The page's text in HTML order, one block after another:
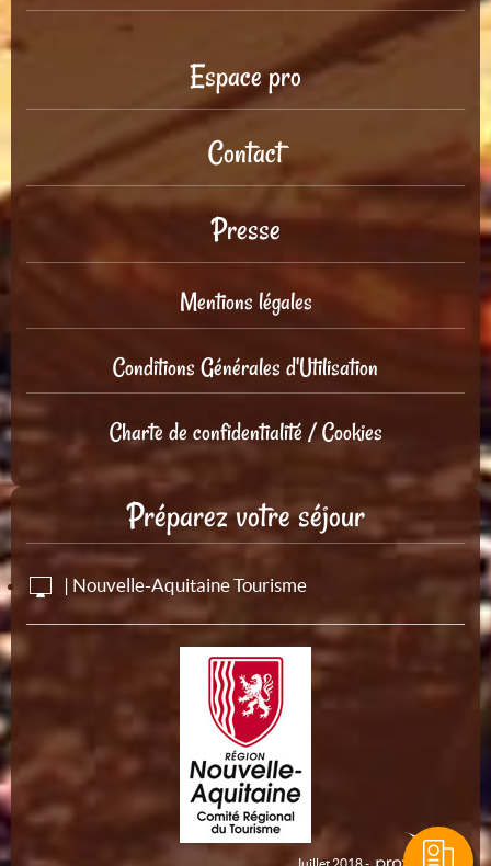
Espace pro
Contact
Presse
Mentions légales
Conditions Générales d'Utilisation
Charte de confidentialité / Cookies
Préparez votre séjour
| Nouvelle-Aquitaine Tourisme